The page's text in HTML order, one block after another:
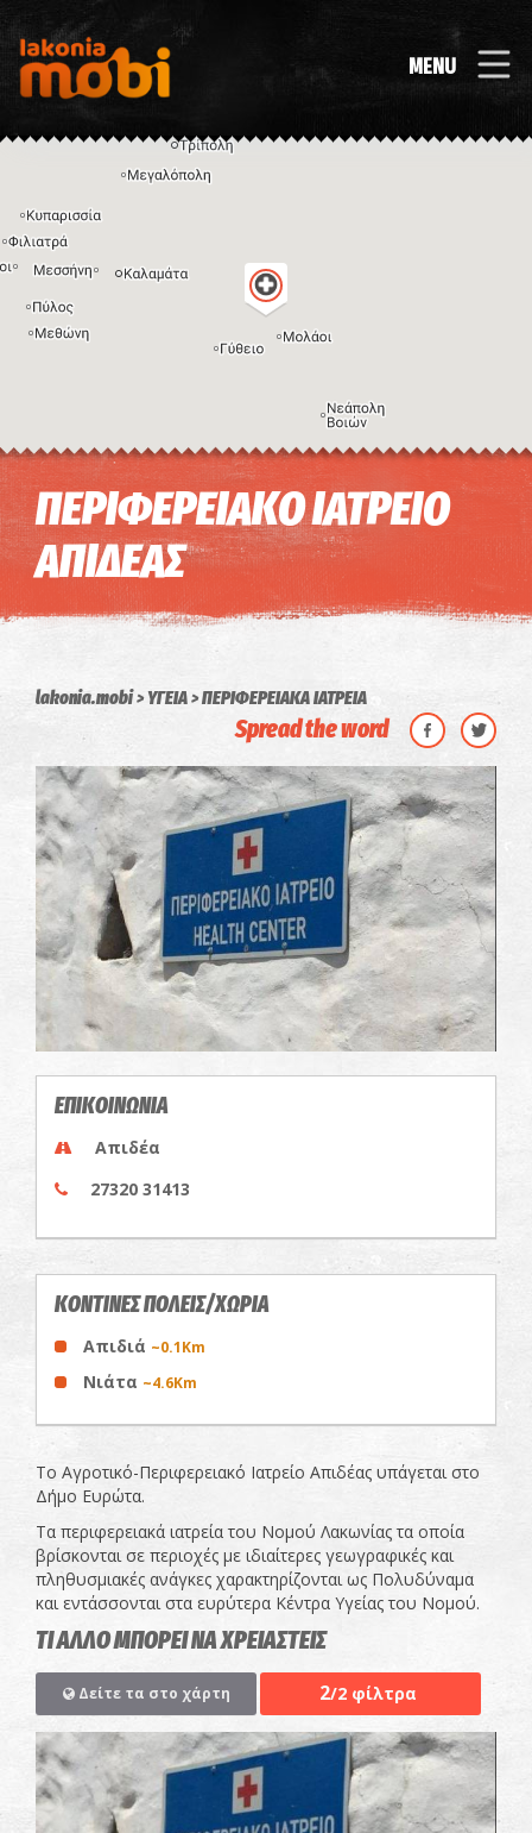
MENU
Η εικόνα ενδέχεται να υπόκειται σε πνευματικά δικαιώματα Όροι
ΠΕΡΙΦΕΡΕΙΑΚΟ ΙΑΤΡΕΙΟ
ΑΠΙΔΕΑΣ
lakonia.mobi ΥΓΕΙΑ ΠΕΡΙΦΕΡΕΙΑΚΑ ΙΑΤΡΕΙΑ
Spread the word
ΕΠΙΚΟΙΝΩΝΙΑ
Απιδέα
27320 31413
ΚΟΝΤΙΝΕΣ ΠΟΛΕΙΣ/ΧΩΡΙΑ
Απιδιά ~0.1Km
Νιάτα ~4.6Km
Το Αγροτικό-Περιφερειακό Ιατρείο Απιδέας υπάγεται στο
Δήμο Ευρώτα.
Τα περιφερειακά ιατρεία του Νομού Λακωνίας τα οποία
βρίσκονται σε περιοχές με ιδιαίτερες γεωγραφικές και
πληθυσμιακές ανάγκες χαρακτηρίζονται ως Πολυδύναμα
και εντάσσονται στα ευρύτερα Κέντρα Υγείας του Νομού.
ΤΙ ΑΛΛΟ ΜΠΟΡΕΙ ΝΑ ΧΡΕΙΑΣΤΕΙΣ
Δείτε τα στο χάρτη 2/2 φίλτρα